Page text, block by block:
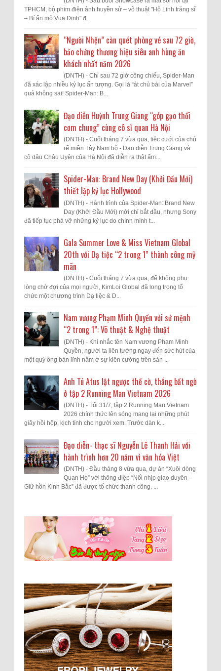
TPHCM, bộ phim điện ảnh huyền sử – võ thuật "Hộ Linh tráng sĩ
– Bí ẩn mộ Vua Đinh" đ...
“Người Nhện” càn quét phòng vé sau 72 giờ,
bảo chứng thương hiệu siêu anh hùng ăn
khách nhất năm 2026
(DNTH) - Chỉ sau 72 giờ công chiếu, Spider-Man
đã xác lập nhiều kỷ lục ấn tượng. Gọi là “át chủ bài của Marvel”
quả không sai! Spider-Man: B...
Đạo diễn Huỳnh Trung Giang “góp gạo thổi
cơm chung” cùng cô sĩ quan Hà Nội
(DNTH) - Cuối tháng 7 vừa qua, tiệc cưới của chú
rể miền Tây Nam bộ - Đạo diễn Trung Giang và
cô dâu Châu Uyên của Hà Nội đã diễn ra thật ấm...
Spider-Man: Brand New Day (Khởi Đầu Mới)
thiết lập kỷ lục Hollywood
(DNTH) - Hành trình của Spider-Man: Brand New
Day (Khởi Đầu Mới) mới chỉ bắt đầu, nhưng Sony
đã tiếp tục phá vỡ những kỷ lục do chính mình t...
Gala Summer Love & Miss Vietnam Global
20th với Dạ tiệc “2 trong 1” thành công mỹ
mãn
(DNTH) - Cuối tháng 7 vừa qua, để không phụ
lòng chờ đợi của mọi người, KimLoi Global đã long trọng tổ
chức một chương trình Dạ tiệc & D...
Nam vương Phạm Minh Quyền với sứ mệnh
“2 trong 1”: Võ thuật & Nghệ thuật
(DNTH) - Khi nhắc tên Nam vương Phạm Minh
Quyền, người ta liên tưởng ngay đến sức hút của
một quý ông bản lĩnh nằm ở sự kiên cường trên sàn ...
Anh Tú Atus lật ngược thế cờ, thắng bất ngờ
ở tập 2 Running Man Vietnam 2026
(DNTH) - Tối 31/7, tập 2 Running Man Vietnam
2026 chính thức lên sóng mang lại những phút
giây hồi hộp, kịch tính cho người xem. Trước dàn k...
Đạo diễn- thạc sĩ Nguyễn Lê Thanh Hải với
hành trình hơn 20 năm vì văn hóa Việt
(DNTH) - Đầu tháng 8 vừa qua, dự án “Xuôi dòng
Quan Họ” với thông điệp “Nối nhịp giao duyên –
Giữ hồn Kinh Bắc” đã được tổ chức thành công. ...